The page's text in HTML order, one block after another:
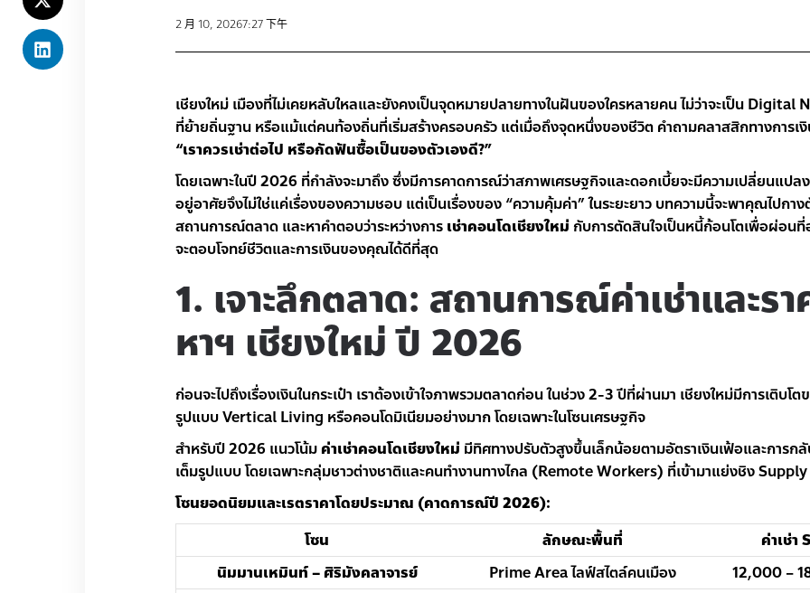
2 月 10, 20267:27 下午
เชียงใหม่ เมืองที่ไม่เคยหลับใหลและยังคงเป็นจุดหมายปลายทางในฝันของใครหลายคน ไม่ว่าจะเป็น Digital
ที่ย้ายถิ่นฐาน หรือแม้แต่คนท้องถิ่นที่เริ่มสร้างครอบครัว แต่เมื่อถึงจุดหนึ่งของชีวิต คำถามคลาสสิกทางการเ
“เราควรเช่าต่อไป หรือกัดฟันซื้อเป็นของตัวเองดี?”
โดยเฉพาะในปี 2026 ที่กำลังจะมาถึง ซึ่งมีการคาดการณ์ว่าสภาพเศรษฐกิจและดอกเบี้ยจะมีความเปลี่ยนแปล
อยู่อาศัยจึงไม่ใช่แค่เรื่องของความชอบ แต่เป็นเรื่องของ “ความคุ้มค่า” ในระยะยาว บทความนี้จะพาคุณไปกาง
สถานการณ์ตลาด และหาคำตอบว่าระหว่างการ เช่าคอนโดเชียงใหม่ กับการตัดสินใจเป็นหนี้ก้อนโตเพื่อผ่อนที่
จะตอบโจทย์ชีวิตและการเงินของคุณได้ดีที่สุด
1. เจาะลึกตลาด: สถานการณ์ค่าเช่าและร
หาฯ เชียงใหม่ ปี 2026
ก่อนจะไปถึงเรื่องเงินในกระเป๋า เราต้องเข้าใจภาพรวมตลาดก่อน ในช่วง 2-3 ปีที่ผ่านมา เชียงใหม่มีการเติบโ
รูปแบบ Vertical Living หรือคอนโดมิเนียมอย่างมาก โดยเฉพาะในโซนเศรษฐกิจ
สำหรับปี 2026 แนวโน้มค่าเช่าคอนโดเชียงใหม่ มีทิศทางปรับตัวสูงขึ้นเล็กน้อยตามอัตราเงินเฟ้อและการก
เต็มรูปแบบ โดยเฉพาะกลุ่มชาวต่างชาติและคนทำงานทางไกล (Remote Workers) ที่เข้ามาแย่งชิง Supply
โซนยอดนิยมและเรตราคาโดยประมาณ (คาดการณ์ปี 2026):
โซน
ลักษณะพื้นที่
ค่าเช่า
นิมมานเหมินท์ – ศิริมังคลาจารย์
Prime Area ไลฟ์สไตล์คนเมือง
12,000 –